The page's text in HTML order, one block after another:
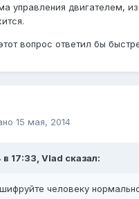
управления двигателем,
вопрос ответил бы
15 мая, 2014
17:33, Vlad сказал:
человеку